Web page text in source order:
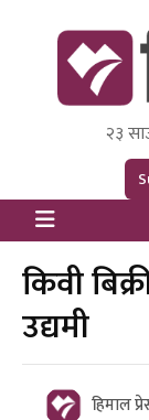
Himal Press
Dot २३
किवी
उद्यमी
हिमाल